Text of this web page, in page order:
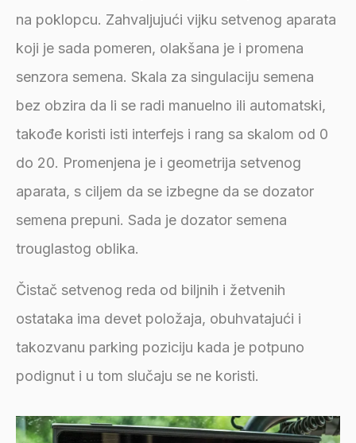
na poklopcu. Zahvaljujući vijku setvenog aparata
koji je sada pomeren, olakšana je i promena
senzora semena. Skala za singulaciju semena
bez obzira da li se radi manuelno ili automatski,
takođe koristi isti interfejs i rang sa skalom od 0
do 20. Promenjena je i geometrija setvenog
aparata, s ciljem da se izbegne da se dozator
semena prepuni. Sada je dozator semena
trouglastog oblika.
Čistač setvenog reda od biljnih i žetvenih
ostataka ima devet položaja, obuhvatajući i
takozvanu parking poziciju kada je potpuno
podignut i u tom slučaju se ne koristi.